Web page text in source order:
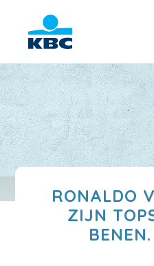
RONALDO
ZIJN